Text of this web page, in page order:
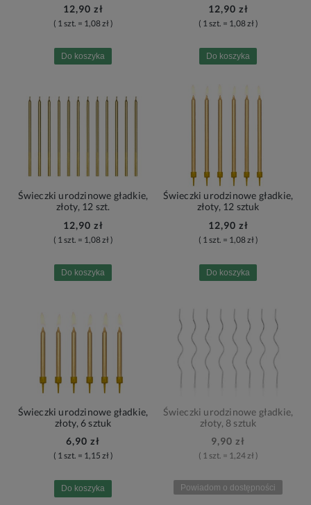
12,90 zł
( 1 szt. = 1,08 zł )
Do koszyka
12,90 zł
( 1 szt. = 1,08 zł )
Do koszyka
Świeczki urodzinowe gładkie,
złoty, 12 szt.
12,90 zł
( 1 szt. = 1,08 zł )
Do koszyka
Świeczki urodzinowe gładkie,
złoty, 12 sztuk
12,90 zł
( 1 szt. = 1,08 zł )
Do koszyka
Świeczki urodzinowe gładkie,
złoty, 6 sztuk
6,90 zł
( 1 szt. = 1,15 zł )
Do koszyka
Świeczki urodzinowe gładkie,
złoty, 8 sztuk
9,90 zł
( 1 szt. = 1,24 zł )
Powiadom o dostępności